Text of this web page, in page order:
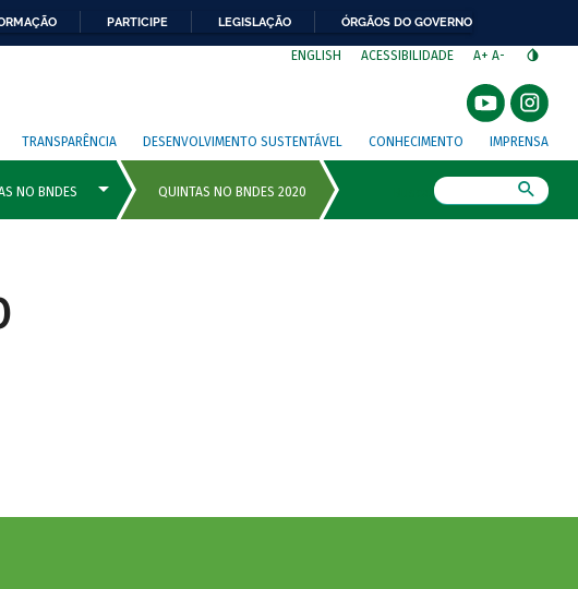
PARTICIPE LEGISLAÇÃO ÓRGÃOS DO GOVERNO
ENGLISH ACESSIBILIDADE A+ A-
TRANSPARÊNCIA DESENVOLVIMENTO SUSTENTÁVEL CONHECIMENTO IMPRENSA